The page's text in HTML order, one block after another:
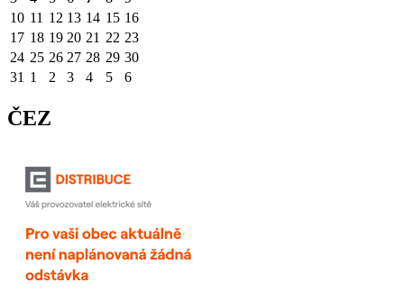
10 11 12 13 14 15 16
17 18 19 20 21 22 23
24 25 26 27 28 29 30
31 1 2 3 4 5 6
ČEZ